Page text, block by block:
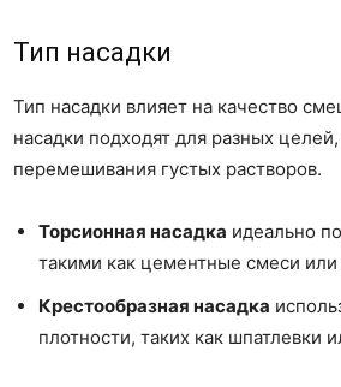
Тип насадки
Тип насадки влияет на качество
насадки подходят для разных
перемешивания густых растворов.
Торсионная насадка идеально
такими как цементные смеси или
Крестообразная насадка
плотности, таких как шпатлевки